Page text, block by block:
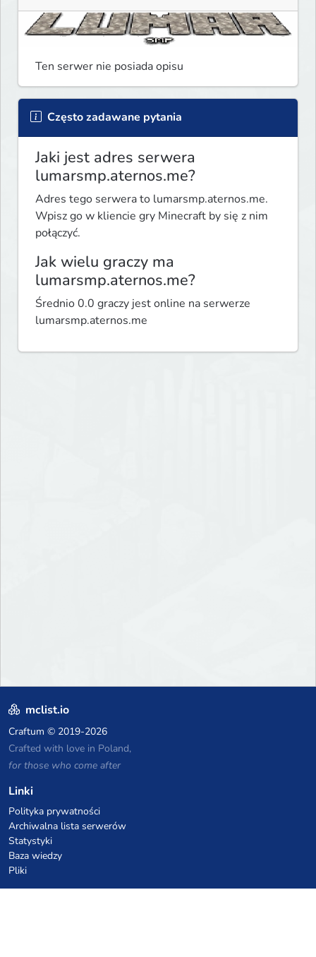
Ten serwer nie posiada opisu
Często zadawane pytania
Jaki jest adres serwera
lumarsmp.aternos.me?
Adres tego serwera to lumarsmp.aternos.me.
Wpisz go w kliencie gry Minecraft by się z nim
połączyć.
Jak wielu graczy ma
lumarsmp.aternos.me?
Średnio 0.0 graczy jest online na serwerze
lumarsmp.aternos.me
mclist.io
Craftum © 2019-2026
Crafted with love in Poland,
for those who come after
Linki
Polityka prywatności
Archiwalna lista serwerów
Statystyki
Baza wiedzy
Pliki